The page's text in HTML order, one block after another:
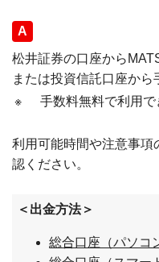
回答
松井証券の口座から
または投資信託口座から
※
手数料無料で利用で
利用可能時間や注意事項
認ください。
＜出金方法＞
総合口座（パソコ